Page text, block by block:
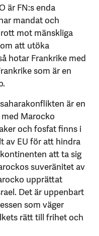
är FN:s enda
mandat och
mot mänskliga
att utöka
hotar Frankrike med
som är en
är en
Marocko
och fosfat finns i
av EU för att hindra
att ta sig
suveränitet av
upprättat
Det är uppenbart
som väger
rätt till frihet och